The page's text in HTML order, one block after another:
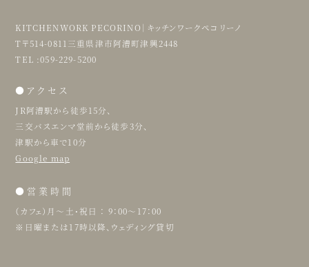
KITCHENWORK PECORINO｜キッチンワークペコリーノ
T〒514-0811三重県津市阿漕町津興2448
TEL :059-229-5200
●アクセス
JR阿漕駅から徒歩15分、
三交バスエンマ堂前から徒歩3分、
津駅から車で10分
Google map
●営業時間
（カフェ）月〜土・祝日 ： 9：00〜17：00
※日曜または17時以降、ウェディング貸切